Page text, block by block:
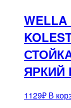
WELLA
ЯРКИЙ
1129₽ В